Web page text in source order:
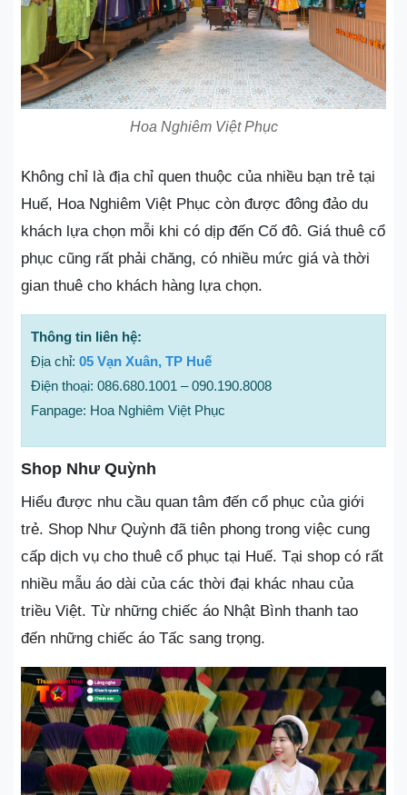
Hoa Nghiêm Việt Phục
Không chỉ là địa chỉ quen thuộc của nhiều bạn trẻ tại
Huế, Hoa Nghiêm Việt Phục còn được đông đảo du
khách lựa chọn mỗi khi có dịp đến Cố đô. Giá thuê cổ
phục cũng rất phải chăng, có nhiều mức giá và thời
gian thuê cho khách hàng lựa chọn.
Thông tin liên hệ:
Địa chỉ: 05 Vạn Xuân, TP Huế
Điện thoại: 086.680.1001 – 090.190.8008
Fanpage: Hoa Nghiêm Việt Phục
Shop Như Quỳnh
Hiểu được nhu cầu quan tâm đến cổ phục của giới
trẻ. Shop Như Quỳnh đã tiên phong trong việc cung
cấp dịch vụ cho thuê cổ phục tại Huế. Tại shop có rất
nhiều mẫu áo dài của các thời đại khác nhau của
triều Việt. Từ những chiếc áo Nhật Bình thanh tao
đến những chiếc áo Tấc sang trọng.